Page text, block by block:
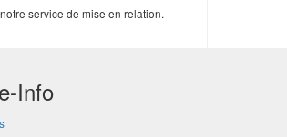
service de mise en relation.
Info